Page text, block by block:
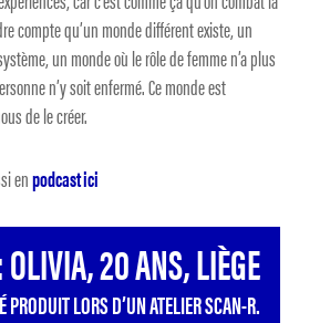
compte qu’un monde différent existe, un
un monde où le rôle de femme n’a plus
n’y soit enfermé. Ce monde est
de le créer.
enpodcast ici
OLIVIA, 20 ANS, LIÈGE
PRODUIT LORS D’UN ATELIER SCAN-R.